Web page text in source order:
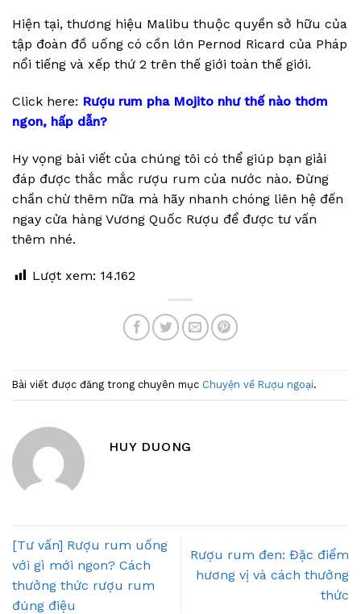
Hiện tại, thương hiệu Malibu thuộc quyền sở hữu của
tập đoàn đồ uống có cồn lớn Pernod Ricard của Pháp
nổi tiếng và xếp thứ 2 trên thế giới toàn thế giới.
Click here: Rượu rum pha Mojito như thế nào thơm
ngon, hấp dẫn?
Hy vọng bài viết của chúng tôi có thể giúp bạn giải
đáp được thắc mắc rượu rum của nước nào. Đừng
chần chừ thêm nữa mà hãy nhanh chóng liên hệ đến
ngay cửa hàng Vương Quốc Rượu để được tư vấn
thêm nhé.
Lượt xem: 14.162
Bài viết được đăng trong chuyên mục Chuyện về Rượu ngoại.
HUY DUONG
[Tư vấn] Rượu rum uống
với gì mới ngon? Cách
thưởng thức rượu rum
đúng điệu
Rượu rum đen: Đặc điểm
hương vị và cách thưởng
thức